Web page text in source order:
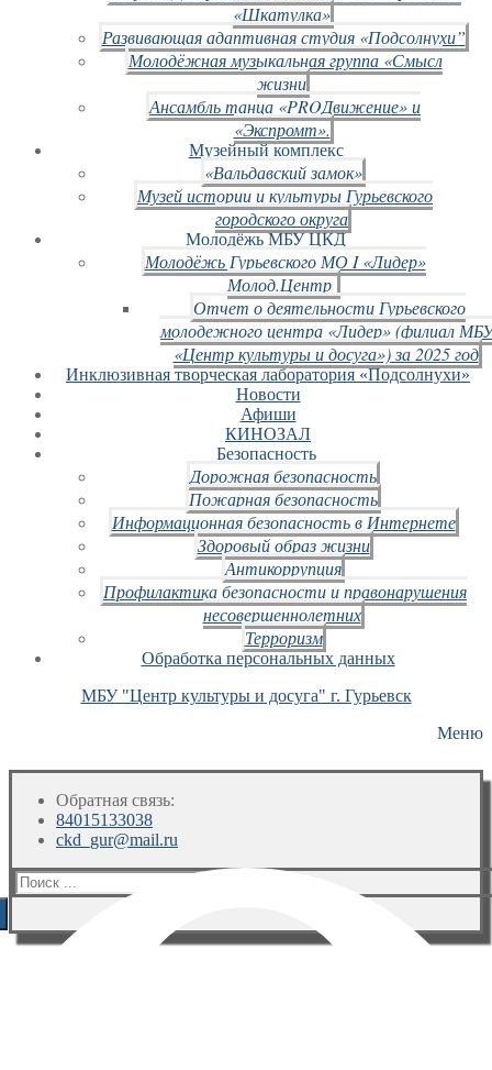
«Шкатулка»
Развивающая адаптивная студия «Подсолнухи”
Молодёжная музыкальная группа «Смысл
жизни
Ансамбль танца «PROДвижение» и
«Экспромт».
Музейный комплекс
«Вальдавский замок»
Музей истории и культуры Гурьевского
городского округа
Молодёжь МБУ ЦКД
Молодёжь Гурьевского МО I «Лидер»
Молод.Центр
Отчет о деятельности Гурьевского
молодежного центра «Лидер» (филиал
«Центр культуры и досуга») за 2025 год
Инклюзивная творческая лаборатория «Подсолнухи»
Новости
Афиши
КИНОЗАЛ
Безопасность
Дорожная безопасность
Пожарная безопасность
Информационная безопасность в Интернете
Здоровый образ жизни
Антикоррупция
Профилактика безопасности и правонарушения
несовершеннолетних
Терроризм
Обработка персональных данных
МБУ "Центр культуры и досуга" г. Гурьевск
Меню
Обратная связь:
84015133038
ckd_gur@mail.ru
Искать: